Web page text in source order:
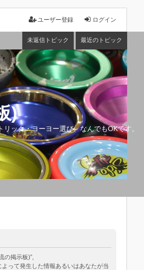
ログイン
ユーザー登録
未返信トピック 最近のトピック
)
ック・ヨーヨー選び、なんでもOKです。
の掲示板)”,
よって発生した情報あるいはあなたが当